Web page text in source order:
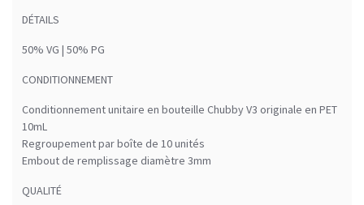
DÉTAILS
50% VG | 50% PG
CONDITIONNEMENT
Conditionnement unitaire en bouteille Chubby V3 originale en PET
10mL
Regroupement par boîte de 10 unités
Embout de remplissage diamètre 3mm
QUALITÉ